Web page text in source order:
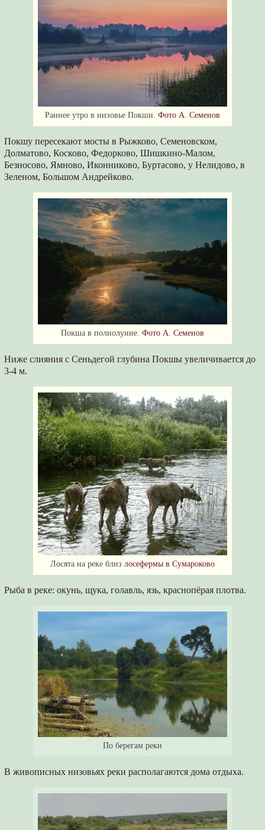
Раннее утро в низовье Покши. Фото А. Семенов
Покшу пересекают мосты в Рыжково, Семеновском,
Долматово, Косково, Федорково, Шишкино-Малом,
Безносово, Ямново, Иконниково, Буртасово, у Нелидово, в
Зеленом, Большом Андрейково.
Покша в полнолуние. Фото А. Семенов
Ниже слияния с Сеньдегой глубина Покшы увеличивается до
3-4 м.
Лосята на реке близ лосефермы в Сумароково
Рыба в реке: окунь, щука, голавль, язь, краснопёрая плотва.
По берегам реки
В живописных низовьях реки располагаются дома отдыха.